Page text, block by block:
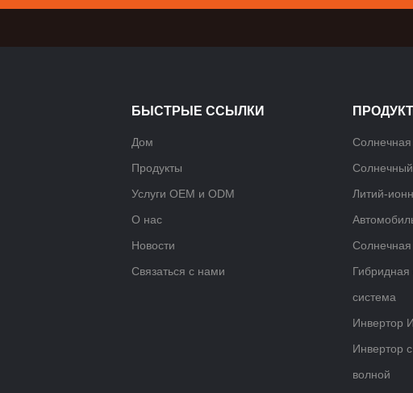
БЫСТРЫЕ ССЫЛКИ
Дом
Продукты
Услуги OEM и ODM
О нас
Новости
Связаться с нами
Солнечная
Литий-
Гибридная
система
Инвертор
Инвертор
волной